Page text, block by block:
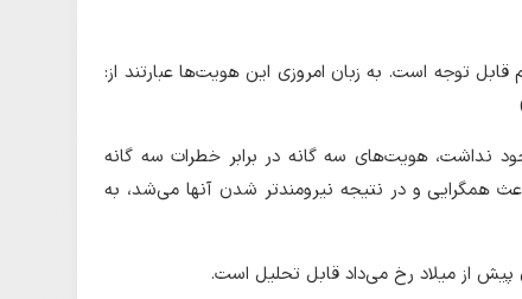
توجه است. به زبان امروزی این هویت‌ها عبارتند از:
نداشت، هویت‌های سه گانه در برابر خطرات سه گانه
همگرایی و در نتیجه نیرومندتر شدن آنها می‌شد، به
پیش از میلاد رخ می‌داد قابل تحلیل است.